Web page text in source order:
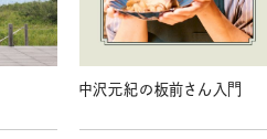
中沢元紀の板前さん入門